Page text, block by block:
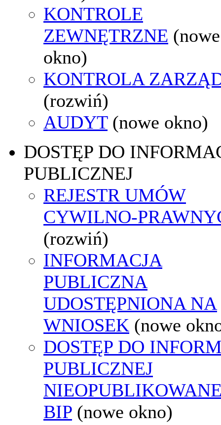
KONTROLE
ZEWNĘTRZNE (nowe
okno)
KONTROLA
(rozwiń)
AUDYT (nowe okno)
DOSTĘP DO
PUBLICZNEJ
REJESTR UMÓW
CYWILNO-
(rozwiń)
INFORMACJA
PUBLICZNA
UDOSTĘPNIONA NA
WNIOSEK (nowe
DOSTĘP DO
PUBLICZNEJ
BIP (nowe okno)